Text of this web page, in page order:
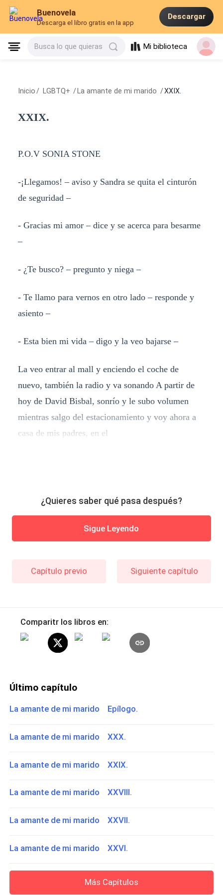
Buenovela
Descarga el libro gratis en la app
Descargar
Busca lo que quieras Mi biblioteca
Inicio / LGBTQ+ / La amante de mi marido /XXIX.
XXIX.
P.O.V SONIA STONE
-¡Llegamos! – aviso y Sandra se quita el cinturón
de seguridad –
- Gracias mi amor – dice y se acerca para besarme
–
- ¿Te busco? – pregunto y niega –
- Te llamo para vernos en otro lado – responde y
asiento –
- Esta bien mi vida – digo y la veo bajarse –
La veo entrar al mall y enciendo el coche de
nuevo, también la radio y va sonando A partir de
hoy de David Bisbal, sonrío y le subo volumen
mientras salgo del estacionamiento y voy ahora a
casa de mis padres, en el
¿Quieres saber qué pasa después?
Sigue Leyendo
Capítulo previo Siguiente capítulo
Comparitr los libros en:
Último capítulo
La amante de mi marido Epílogo.
La amante de mi marido XXX.
La amante de mi marido XXIX.
La amante de mi marido XXVIII.
La amante de mi marido XXVII.
La amante de mi marido XXVI.
Más Capítulos